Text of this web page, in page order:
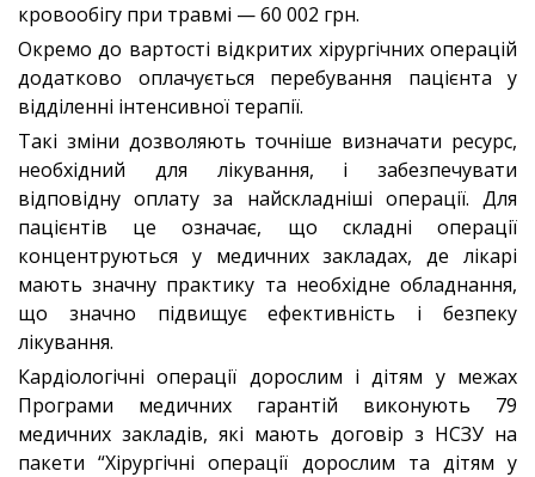
кровообігу при травмі — 60 002 грн.
Окремо до вартості відкритих хірургічних операцій
додатково оплачується перебування пацієнта у
відділенні інтенсивної терапії.
Такі зміни дозволяють точніше визначати ресурс,
необхідний для лікування, і забезпечувати
відповідну оплату за найскладніші операції. Для
пацієнтів це означає, що складні операції
концентруються у медичних закладах, де лікарі
мають значну практику та необхідне обладнання,
що значно підвищує ефективність і безпеку
лікування.
Кардіологічні операції дорослим і дітям у межах
Програми медичних гарантій виконують 79
медичних закладів, які мають договір з НСЗУ на
пакети “Хірургічні операції дорослим та дітям у